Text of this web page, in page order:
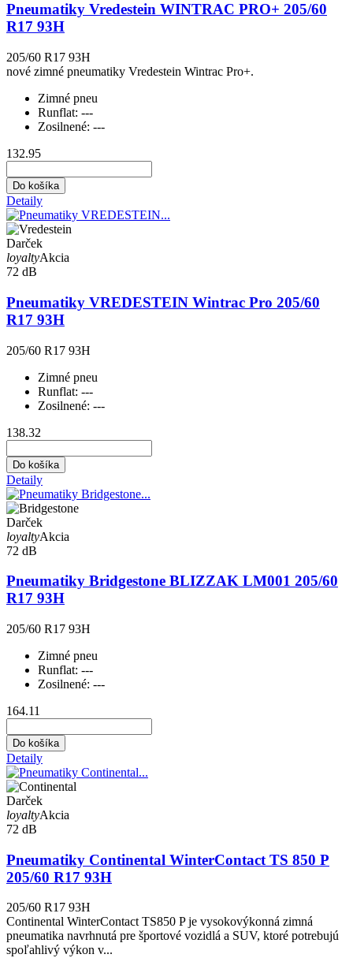
Pneumatiky Vredestein WINTRAC PRO+ 205/60
R17 93H
205/60 R17 93H
nové zimné pneumatiky Vredestein Wintrac Pro+.
Zimné pneu
Runflat: ---
Zosilnené: ---
132.95
Do košíka
Detaily
Darček
loyaltyAkcia
72 dB
Pneumatiky VREDESTEIN Wintrac Pro 205/60
R17 93H
205/60 R17 93H
Zimné pneu
Runflat: ---
Zosilnené: ---
138.32
Do košíka
Detaily
Darček
loyaltyAkcia
72 dB
Pneumatiky Bridgestone BLIZZAK LM001 205/60
R17 93H
205/60 R17 93H
Zimné pneu
Runflat: ---
Zosilnené: ---
164.11
Do košíka
Detaily
Darček
loyaltyAkcia
72 dB
Pneumatiky Continental WinterContact TS 850 P
205/60 R17 93H
205/60 R17 93H
Continental WinterContact TS850 P je vysokovýkonná zimná
pneumatika navrhnutá pre športové vozidlá a SUV, ktoré potrebujú
spoľahlivý výkon v...